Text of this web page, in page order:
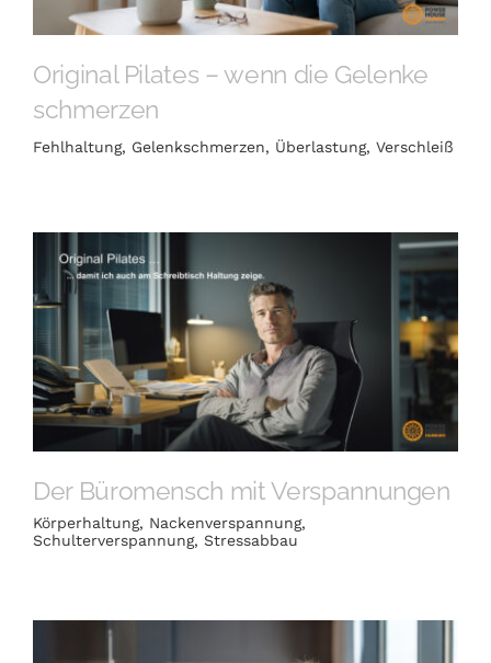
JETZT BUCHEN
Original Pilates – wenn die Gelenke
schmerzen
Fehlhaltung, Gelenkschmerzen, Überlastung, Verschleiß
Der Büromensch mit Verspannungen
Körperhaltung, Nackenverspannung,
Schulterverspannung, Stressabbau